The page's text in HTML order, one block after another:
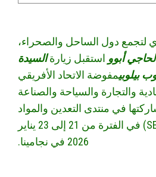
لتجمع دول الساحل والصحراء،
أبوو استقبل زيارةالسيدة
بيلوبيمفوضة الاتحاد الأفريقي
والتجارة والسياحة والصناعة
في منتدى التعدين والمواد
الهيدروكربونية (SEMICA) في الفترة من 21 إلى 23 يناير
2026 في نجامينا.